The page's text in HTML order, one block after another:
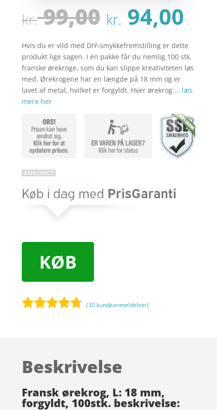
kr.99,00 Den
pris
var:
kr. 99,00.
kr. 94,00
er:
kr.
Hvis du er vild med DIY-smykkefremstilling er dette
produkt lige sagen. I én pakke får du nemlig 100 stk.
franske ørekroge, som du kan slippe kreativiteten løs
med. Ørekrogene har en længde på 18 mm og er
lavet af metal, hvilket er forgyldt. Hver ørekrog … læs
mere her
KØB
på
mmelser
(30 kundeanmeldelser)
Beskrivelse
Fransk ørekrog, L: 18 mm,
forgyldt, 100stk. beskrivelse: